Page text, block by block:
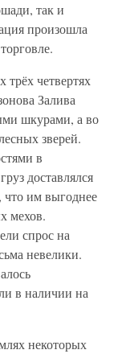
так и
произошла
трёх четвертях
Залива
шкурами, а во
зверей.
в
доставлялся
что им выгоднее
мехов.
спрос на
невелики.
в наличии на
некоторых